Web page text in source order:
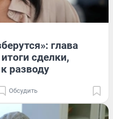
глава
сделки,
разводу
Обсудить